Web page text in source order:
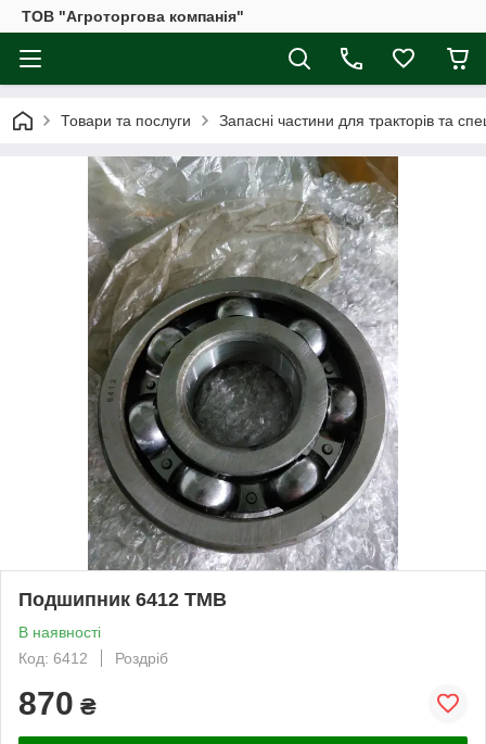
ТОВ "Агроторгова компанія"
Товари та послуги Запасні частини для тракторів та
Подшипник 6412 TMB
В наявності
Код: 6412
Роздріб
870 ₴